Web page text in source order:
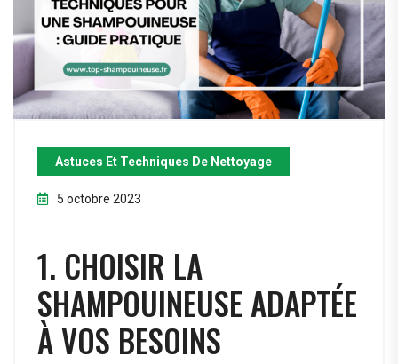
Astuces Et Techniques De Nettoyage
5 octobre 2023
1. CHOISIR LA
SHAMPOUINEUSE ADAPTÉE
À VOS BESOINS